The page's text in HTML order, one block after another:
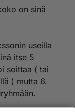
on sinä
useilla
itse 5
soittaa ( tai
) mutta 6.